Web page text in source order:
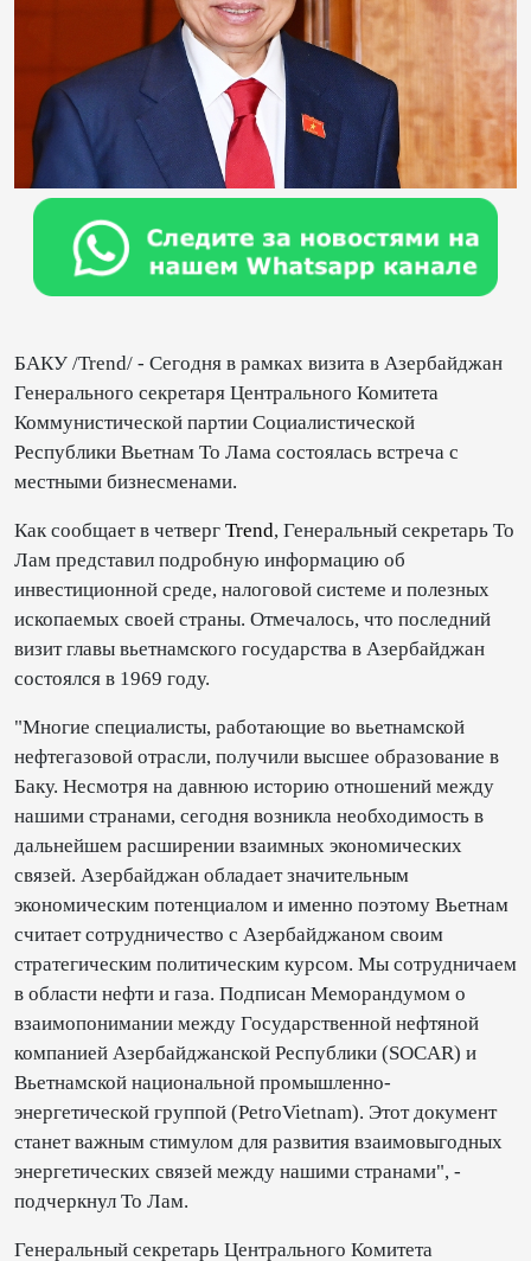
БАКУ /Trend/ - Сегодня в рамках визита в Азербайджан
Генерального секретаря Центрального Комитета
Коммунистической партии Социалистической
Республики Вьетнам То Лама состоялась встреча с
местными бизнесменами.
Как сообщает в четверг Trend, Генеральный секретарь То
Лам представил подробную информацию об
инвестиционной среде, налоговой системе и полезных
ископаемых своей страны. Отмечалось, что последний
визит главы вьетнамского государства в Азербайджан
состоялся в 1969 году.
"Многие специалисты, работающие во вьетнамской
нефтегазовой отрасли, получили высшее образование в
Баку. Несмотря на давнюю историю отношений между
нашими странами, сегодня возникла необходимость в
дальнейшем расширении взаимных экономических
связей. Азербайджан обладает значительным
экономическим потенциалом и именно поэтому Вьетнам
считает сотрудничество с Азербайджаном своим
стратегическим политическим курсом. Мы сотрудничаем
в области нефти и газа. Подписан Меморандумом о
взаимопонимании между Государственной нефтяной
компанией Азербайджанской Республики (SOCAR) и
Вьетнамской национальной промышленно-
энергетической группой (PetroVietnam). Этот документ
станет важным стимулом для развития взаимовыгодных
энергетических связей между нашими странами", -
подчеркнул То Лам.
Генеральный секретарь Центрального Комитета